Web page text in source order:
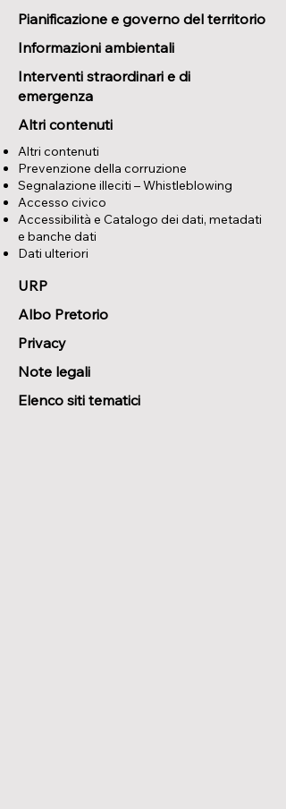
Pianificazione e governo del territorio
Informazioni ambientali
Interventi straordinari e di
emergenza
Altri contenuti
Altri contenuti
Prevenzione della corruzione
Segnalazione illeciti – Whistleblowing
Accesso civico
Accessibilità e Catalogo dei dati, metadati
e banche dati
Dati ulteriori
URP
Albo Pretorio
Privacy
Note legali
Elenco siti tematici